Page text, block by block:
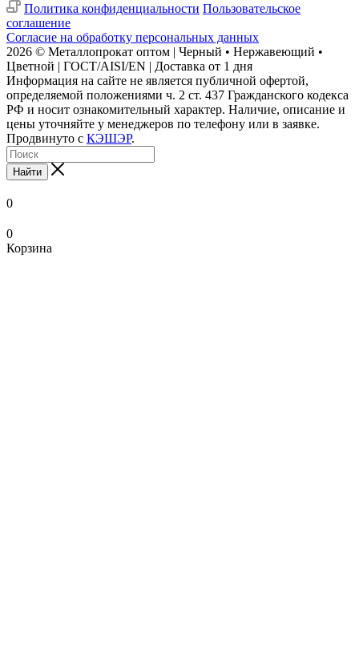
Политика конфиденциальности Пользовательское
соглашение
Согласие на обработку персональных данных
2026 © Металлопрокат оптом | Черный • Нержавеющий •
Цветной | ГОСТ/AISI/EN | Доставка от 1 дня
Информация на сайте не является публичной офертой,
определяемой положениями ч. 2 ст. 437 Гражданского кодекса
РФ и носит ознакомительный характер. Наличие, описание и
цены уточняйте у менеджеров по телефону или в заявке.
Продвинуто с КЭШЭР.
Найти
0
0
Корзина